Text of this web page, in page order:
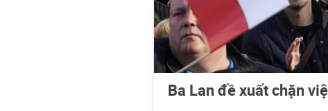
Ba Lan đề xuất chặn